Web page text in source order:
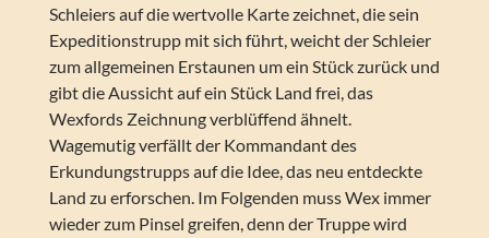
Schleiers auf die wertvolle Karte zeichnet, die sein
Expeditionstrupp mit sich führt, weicht der Schleier
zum allgemeinen Erstaunen um ein Stück zurück und
gibt die Aussicht auf ein Stück Land frei, das
Wexfords Zeichnung verblüffend ähnelt.
Wagemutig verfällt der Kommandant des
Erkundungstrupps auf die Idee, das neu entdeckte
Land zu erforschen. Im Folgenden muss Wex immer
wieder zum Pinsel greifen, denn der Truppe wird